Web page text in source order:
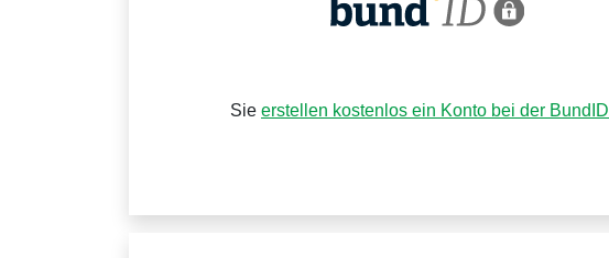
Sie erstellen kostenlos ein Konto bei der BundID